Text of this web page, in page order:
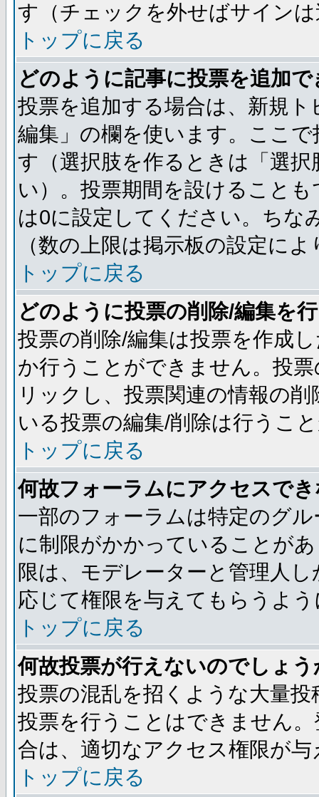
す（チェックを外せばサイン
トップに戻る
どのように記事に投票を追加
投票を追加する場合は、新規
編集」の欄を使います。ここ
す（選択肢を作るときは「選
い）。投票期間を設けること
は0に設定してください。ちな
（数の上限は掲示板の設定に
トップに戻る
どのように投票の削除/編集を
投票の削除/編集は投票を作成
か行うことができません。投
リックし、投票関連の情報の
いる投票の編集/削除は行うこ
トップに戻る
何故フォーラムにアクセスで
一部のフォーラムは特定のグ
に制限がかかっていることが
限は、モデレーターと管理人
応じて権限を与えてもらうよ
トップに戻る
何故投票が行えないのでしょう
投票の混乱を招くような大量
投票を行うことはできません
合は、適切なアクセス権限が
トップに戻る